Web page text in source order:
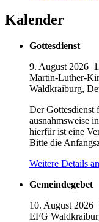
Kalender
Gottesdienst
9. August 2026
Martin-Luther-
Waldkraiburg,
Der Gottesdienst
ausnahmsweise
hierfür ist eine
Bitte die
Weitere Details
Gemeindegebet
10. August 2026
EFG